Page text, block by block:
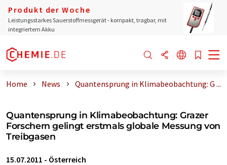
Produkt der Woche
Leistungsstarkes Sauerstoffmessgerät - kompakt, tragbar, mit
integriertem Akku
Home News Quantensprung in Klimabeobachtung: G ...
Quantensprung in Klimabeobachtung: Grazer
Forschern gelingt erstmals globale Messung von
Treibgasen
15.07.2011 - Österreich